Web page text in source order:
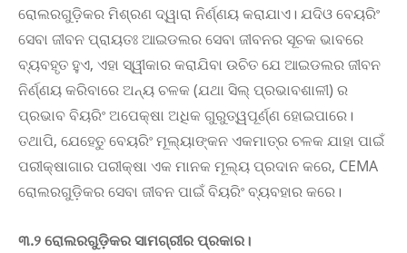
ରୋଲରଗୁଡ଼ିକର ମିଶ୍ରଣ ଦ୍ୱାରା ନିର୍ଣ୍ଣୟ କରାଯାଏ। ଯଦିଓ ବେୟରିଂ
ସେବା ଜୀବନ ପ୍ରାୟତଃ ଆଇଡଲର ସେବା ଜୀବନର ସୂଚକ ଭାବରେ
ବ୍ୟବହୃତ ହୁଏ, ଏହା ସ୍ୱୀକାର କରାଯିବା ଉଚିତ ଯେ ଆଇଡଲର ଜୀବନ
ନିର୍ଣ୍ଣୟ କରିବାରେ ଅନ୍ୟ ଚଳକ (ଯଥା ସିଲ୍ ପ୍ରଭାବଶାଳୀ) ର
ପ୍ରଭାବ ବିୟରିଂ ଅପେକ୍ଷା ଅଧିକ ଗୁରୁତ୍ୱପୂର୍ଣ୍ଣ ହୋଇପାରେ।
ତଥାପି, ଯେହେତୁ ବେୟରିଂ ମୂଲ୍ୟାଙ୍କନ ଏକମାତ୍ର ଚଳକ ଯାହା ପାଇଁ
ପରୀକ୍ଷାଗାର ପରୀକ୍ଷା ଏକ ମାନକ ମୂଲ୍ୟ ପ୍ରଦାନ କରେ, CEMA
ରୋଲରଗୁଡ଼ିକର ସେବା ଜୀବନ ପାଇଁ ବିୟରିଂ ବ୍ୟବହାର କରେ।
୩.୨ ରୋଲରଗୁଡ଼ିକର ସାମଗ୍ରୀର ପ୍ରକାର।